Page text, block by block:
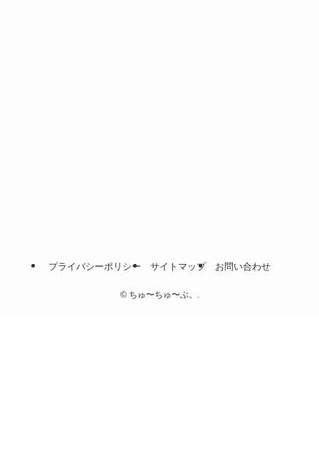
プライバシーポリシー サイトマップ お問い合わせ
©ちゅ〜ちゅ〜ぶ。.